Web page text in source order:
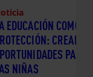
EDUCACIÓN COMO
CREANDO
PARA
NIÑAS